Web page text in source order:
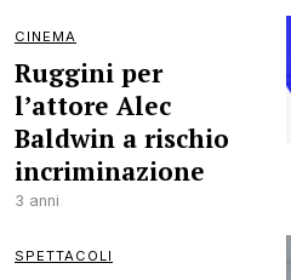
CINEMA
Ruggini per
l’attore Alec
Baldwin a rischio
incriminazione
3 anni
SPETTACOLI